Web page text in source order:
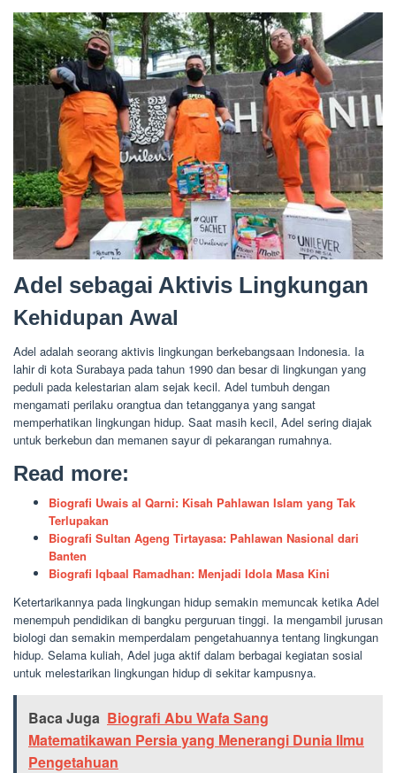
Adel sebagai Aktivis Lingkungan
Kehidupan Awal
Adel adalah seorang aktivis lingkungan berkebangsaan Indonesia. Ia
lahir di kota Surabaya pada tahun 1990 dan besar di lingkungan yang
peduli pada kelestarian alam sejak kecil. Adel tumbuh dengan
mengamati perilaku orangtua dan tetangganya yang sangat
memperhatikan lingkungan hidup. Saat masih kecil, Adel sering diajak
untuk berkebun dan memanen sayur di pekarangan rumahnya.
Read more:
Biografi Uwais al Qarni: Kisah Pahlawan Islam yang Tak
Terlupakan
Biografi Sultan Ageng Tirtayasa: Pahlawan Nasional dari
Banten
Biografi Iqbaal Ramadhan: Menjadi Idola Masa Kini
Ketertarikannya pada lingkungan hidup semakin memuncak ketika Adel
menempuh pendidikan di bangku perguruan tinggi. Ia mengambil jurusan
biologi dan semakin memperdalam pengetahuannya tentang lingkungan
hidup. Selama kuliah, Adel juga aktif dalam berbagai kegiatan sosial
untuk melestarikan lingkungan hidup di sekitar kampusnya.
Baca Juga Biografi Abu Wafa Sang
Matematikawan Persia yang Menerangi Dunia Ilmu
Pengetahuan